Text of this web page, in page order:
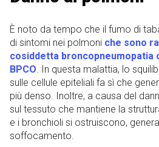
È noto da tempo che il fumo di
di sintomi nei polmoni che sono
cosiddetta broncopneumopatia
BPCO . In questa malattia, lo
sulle cellule epiteliali fa sì che
più denso. Inoltre, a causa del
sul tessuto che mantiene la
e i bronchioli si ostruiscono,
soffocamento.